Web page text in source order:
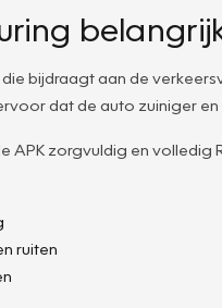
bijdraagt aan de
dat de auto zuiniger en
APK zorgvuldig en
ruiten